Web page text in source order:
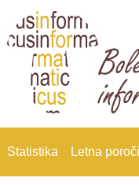
Statistika Letna